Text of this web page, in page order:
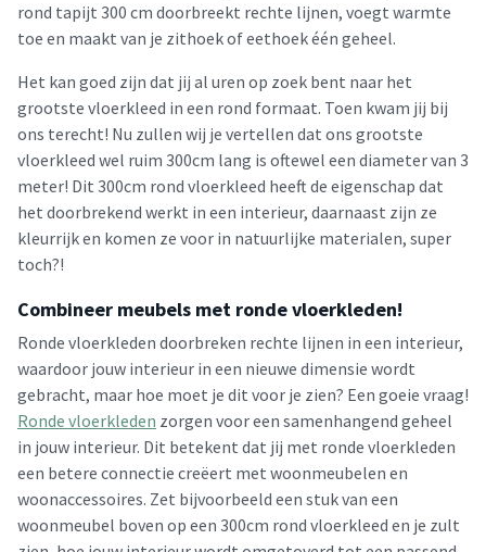
rond tapijt 300 cm doorbreekt rechte lijnen, voegt warmte
toe en maakt van je zithoek of eethoek één geheel.
Het kan goed zijn dat jij al uren op zoek bent naar het
grootste vloerkleed in een rond formaat. Toen kwam jij bij
ons terecht! Nu zullen wij je vertellen dat ons grootste
vloerkleed wel ruim 300cm lang is oftewel een diameter van 3
meter! Dit 300cm rond vloerkleed heeft de eigenschap dat
het doorbrekend werkt in een interieur, daarnaast zijn ze
kleurrijk en komen ze voor in natuurlijke materialen, super
toch?!
Combineer meubels met ronde vloerkleden!
Ronde vloerkleden doorbreken rechte lijnen in een interieur,
waardoor jouw interieur in een nieuwe dimensie wordt
gebracht, maar hoe moet je dit voor je zien? Een goeie vraag!
Ronde vloerkleden zorgen voor een samenhangend geheel
in jouw interieur. Dit betekent dat jij met ronde vloerkleden
een betere connectie creëert met woonmeubelen en
woonaccessoires. Zet bijvoorbeeld een stuk van een
woonmeubel boven op een 300cm rond vloerkleed en je zult